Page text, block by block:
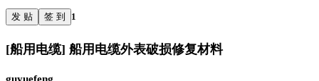
发 贴 签 到 1
[船用电缆] 船用电缆外表破损修复材料